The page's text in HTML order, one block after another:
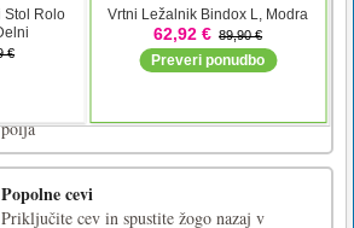
Zalepite jih! do popolnosti, vendar ne
zapravljajte traku. Zalepite jih, ko se umirite
in sprostite. Umirjeno in zadovoljivo 3D
polja
Popolne cevi
Priključite cev in spustite žogo nazaj v